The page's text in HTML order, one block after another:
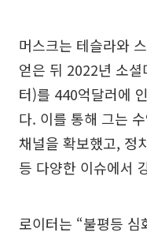
머스크는 테슬라와
얻은 뒤 2022년 소셜
터)를 440억달러에
다. 이를 통해 그는
채널을 확보했고, 정
등 다양한 이슈에서
로이터는 “불평등